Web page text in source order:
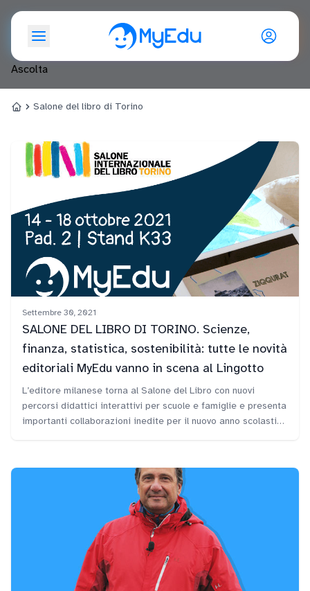
Ascolta
Salone del libro di Torino
HomeSalone del libro di Torino
Settembre 30, 2021
SALONE DEL LIBRO DI TORINO. Scienze,
finanza, statistica, sostenibilità: tutte le novità
editoriali MyEdu vanno in scena al Lingotto
L’editore milanese torna al Salone del Libro con nuovi
percorsi didattici interattivi per scuole e famiglie e presenta
importanti collaborazioni inedite per il nuovo anno scolastico